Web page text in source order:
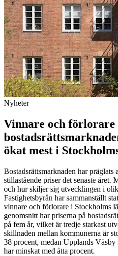
Nyheter
Vinnare och förlorare
ökat mest i
Bostadsrättsmarknaden har präglats
stillastående priser det senaste året.
och hur skiljer sig utvecklingen i
Fastighetsbyrån har sammanställt
vinnare och förlorare i Stockholms
genomsnitt har priserna på
på fem år, vilket är tredje starkast
skillnaden mellan kommunerna är
38 procent, medan Upplands
har minskat med åtta procent.